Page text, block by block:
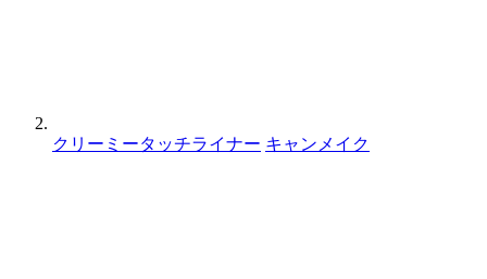
クリーミータッチライナー キャンメイク